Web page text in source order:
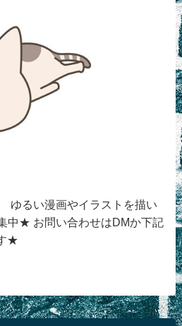
ゆるい漫画やイラストを描い
中★ お問い合わせはDMか下記
★